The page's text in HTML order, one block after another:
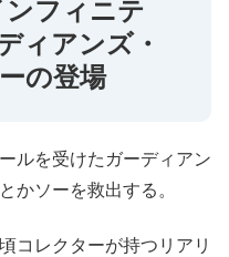
フィニテ
ィアンズ・
の登場
ルを受けたガーディアン
かソーを救出する。
コレクターが持つリアリ